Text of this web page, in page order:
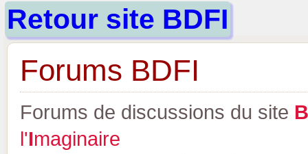
Retour site BDFI
Forums BDFI
Forums de discussions du site B
l'Imaginaire